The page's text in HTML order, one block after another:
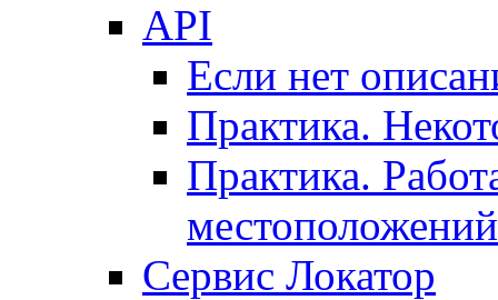
API
Если нет
Практика.
Практика.
местоположений
Сервис Локатор